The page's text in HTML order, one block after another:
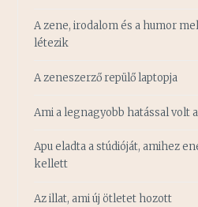
A zene, irodalom és a humor
létezik
A zeneszerző repülő laptopja
Ami a legnagyobb hatással volt
Apu eladta a stúdióját, amihez
kellett
Az illat, ami új ötletet hozott